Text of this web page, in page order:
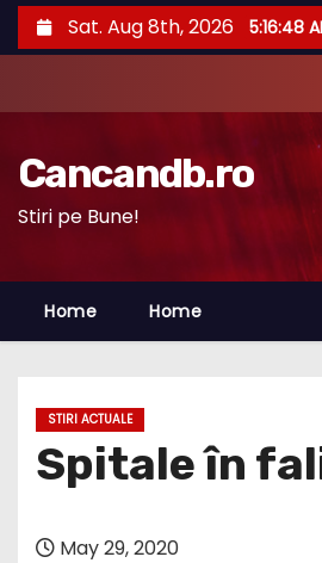
k
p
n
e
Sat. Aug 8th, 2026 5:16:49
Cancandb.ro
Stiri pe Bune!
Home Home
STIRI ACTUALE
Spitale în
May 29, 2020